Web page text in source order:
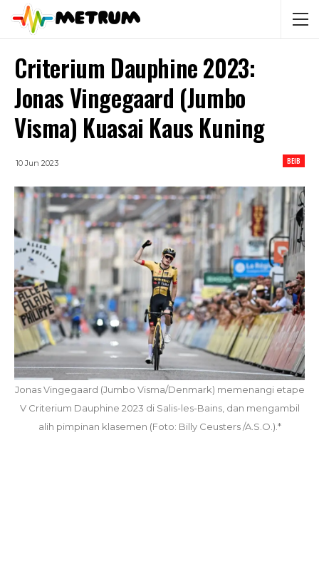
Criterium Dauphine 2023:
Jonas Vingegaard (Jumbo
Visma) Kuasai Kaus Kuning
BEIB
10 Jun 2023
Jonas Vingegaard (Jumbo Visma/Denmark) memenangi etape
V Criterium Dauphine 2023 di Salis-les-Bains, dan mengambil
alih pimpinan klasemen (Foto: Billy Ceusters /A.S.O.).*